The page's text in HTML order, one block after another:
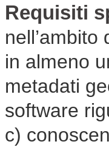
Requisiti
in almeno
metadati
software
c)